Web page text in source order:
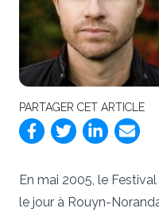
PARTAGER CET ARTICLE
En mai 2005, le
le jour à Rouyn-